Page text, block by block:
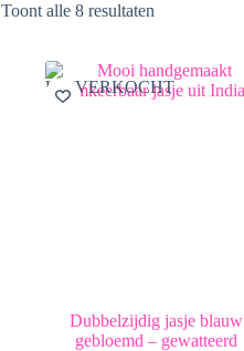
Toont alle 8 resultaten
UITVERKOCHT
Dubbelzijdig jasje blauw
gebloemd – gewatteerd